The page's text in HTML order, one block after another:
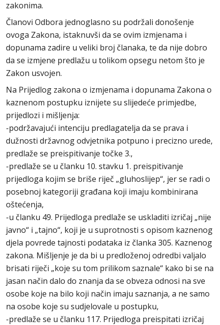
zakonima.
Članovi Odbora jednoglasno su podržali donošenje
ovoga Zakona, istaknuvši da se ovim izmjenama i
dopunama zadire u veliki broj članaka, te da nije dobro
da se izmjene predlažu u tolikom opsegu netom što je
Zakon usvojen.
Na Prijedlog zakona o izmjenama i dopunama Zakona o
kaznenom postupku iznijete su slijedeće primjedbe,
prijedlozi i mišljenja:
-podržavajući intenciju predlagatelja da se prava i
dužnosti državnog odvjetnika potpuno i precizno urede,
predlaže se preispitivanje točke 3.,
-predlaže se u članku 10. stavku 1. preispitivanje
prijedloga kojim se briše riječ „gluhoslijep“, jer se radi o
posebnoj kategoriji građana koji imaju kombinirana
oštećenja,
-u članku 49. Prijedloga predlaže se uskladiti izričaj „nije
javno“ i „tajno“, koji je u suprotnosti s opisom kaznenog
djela povrede tajnosti podataka iz članka 305. Kaznenog
zakona. Mišljenje je da bi u predloženoj odredbi valjalo
brisati riječi „koje su tom prilikom saznale“ kako bi se na
jasan način dalo do znanja da se obveza odnosi na sve
osobe koje na bilo koji način imaju saznanja, a ne samo
na osobe koje su sudjelovale u postupku,
-predlaže se u članku 117. Prijedloga preispitati izričaj